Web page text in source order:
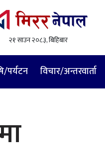
२१ साउन २०८३, बिहिबार
पर्यटन विचार/अन्तरवार्ता